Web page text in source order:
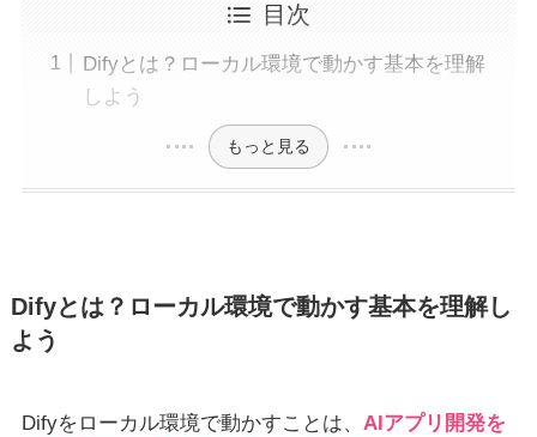
目次
Difyとは？ローカル環境で動かす基本を理解
しよう
もっと見る
Difyとは？ローカル環境で動かす基本を理解し
よう
Difyをローカル環境で動かすことは、 AIアプリ開発を